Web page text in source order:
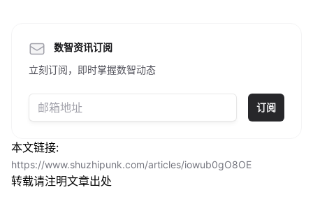
数智资讯订阅
立刻订阅，即时掌握数智动态
订阅
本文链接:
https://www.shuzhipunk.com/articles/iowub0gO8OE
转载请注明文章出处